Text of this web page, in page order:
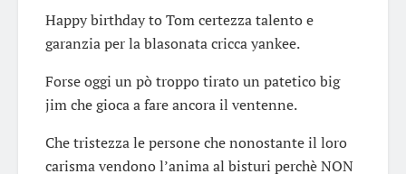
Happy birthday to Tom certezza talento e
garanzia per la blasonata cricca yankee.
Forse oggi un pò troppo tirato un patetico big
jim che gioca a fare ancora il ventenne.
Che tristezza le persone che nonostante il loro
carisma vendono l’anima al bisturi perchè NON